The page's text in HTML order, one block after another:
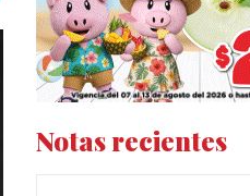
Notas recientes